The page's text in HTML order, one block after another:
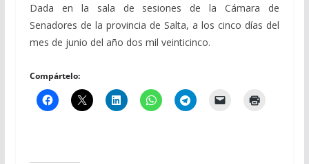
Dada en la sala de sesiones de la Cámara de
Senadores de la provincia de Salta, a los cinco días del
mes de junio del año dos mil veinticinco.
Compártelo: